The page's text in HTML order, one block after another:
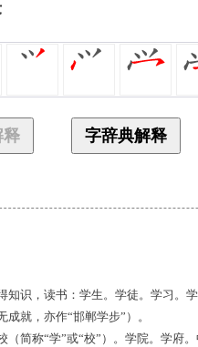
释 字辞典解释
知识，读书：学生。学徒。学习。
就，亦作“邯郸学步”）。
（简称“学”或“校”）。学院。学府。